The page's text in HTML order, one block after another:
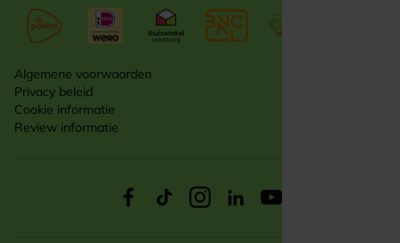
Algemene voorwaarden
Privacy beleid
Cookie informatie
Review informatie